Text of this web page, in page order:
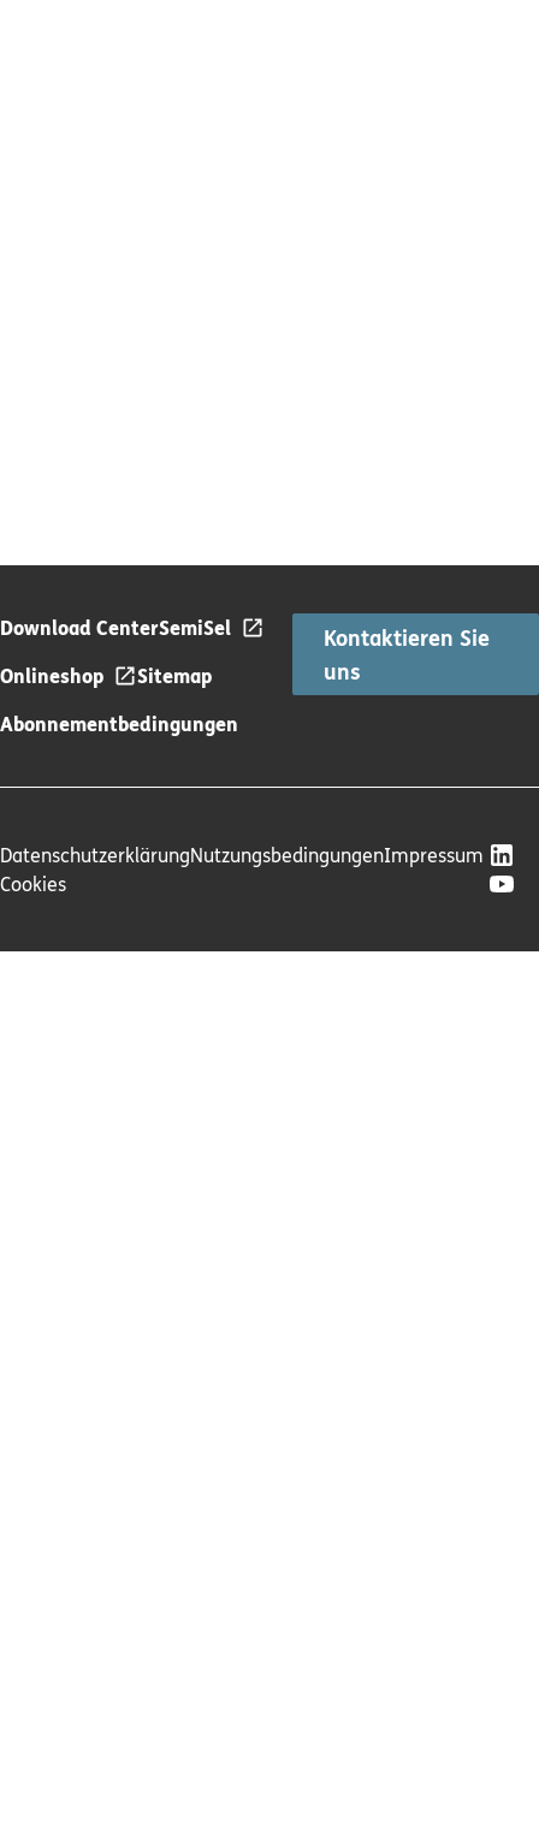
Download CenterSemiSel
Onlineshop
Sitemap
Abonnementbedingungen
Kontaktieren Sie
uns
DatenschutzerklärungNutzungsbedingungenImpressum
Cookies